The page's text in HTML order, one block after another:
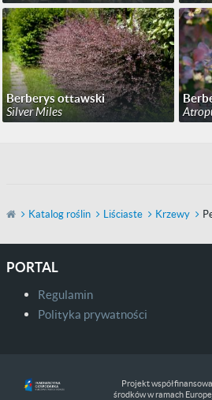
Berberys ottawski
Silver Miles
Katalog roślin Liściaste Krzewy
PORTAL
Regulamin
Polityka prywatności
Projekt
środków w ramach